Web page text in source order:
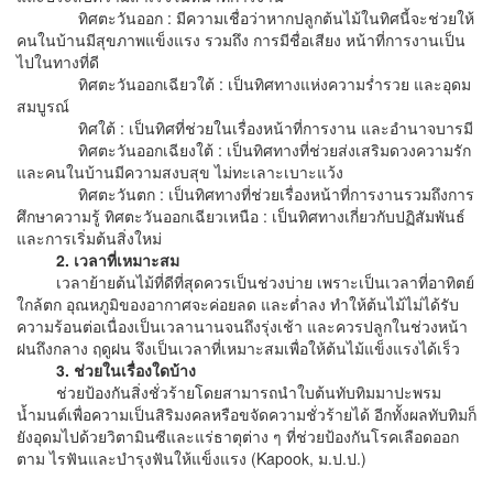
ทิศตะวันออก : มีความเชื่อว่าหากปลูกต้นไม้ในทิศนี้จะช่วยให้
คนในบ้านมีสุขภาพแข็งแรง รวมถึง การมีชื่อเสียง หน้าที่การงานเป็น
ไปในทางที่ดี
ทิศตะวันออกเฉียวใต้ : เป็นทิศทางแห่งความร่ำรวย และอุดม
สมบูรณ์
ทิศใต้ : เป็นทิศที่ช่วยในเรื่องหน้าที่การงาน และอำนาจบารมี
ทิศตะวันออกเฉียงใต้ : เป็นทิศทางที่ช่วยส่งเสริมดวงความรัก
และคนในบ้านมีความสงบสุข ไม่ทะเลาะเบาะแว้ง
ทิศตะวันตก : เป็นทิศทางที่ช่วยเรื่องหน้าที่การงานรวมถึงการ
ศึกษาความรู้ ทิศตะวันออกเฉียวเหนือ : เป็นทิศทางเกี่ยวกับปฏิสัมพันธ์
และการเริ่มต้นสิ่งใหม่
2. เวลาที่เหมาะสม
เวลาย้ายต้นไม้ที่ดีที่สุดควรเป็นช่วงบ่าย เพราะเป็นเวลาที่อาทิตย์
ใกล้ตก อุณหภูมิของอากาศจะค่อยลด และต่ำลง ทําให้ต้นไม้ไม่ได้รับ
ความร้อนต่อเนื่องเป็นเวลานานจนถึงรุ่งเช้า และควรปลูกในช่วงหน้า
ฝนถึงกลาง ฤดูฝน จึงเป็นเวลาที่เหมาะสมเพื่อให้ต้นไม้แข็งแรงได้เร็ว
3. ช่วยในเรื่องใดบ้าง
ช่วยป้องกันสิ่งชั่วร้ายโดยสามารถนําใบต้นทับทิมมาปะพรม
น้ำมนต์เพื่อความเป็นสิริมงคลหรือขจัดความชั่วร้ายได้ อีกทั้งผลทับทิมก็
ยังอุดมไปด้วยวิตามินซีและแร่ธาตุต่าง ๆ ที่ช่วยป้องกันโรคเลือดออก
ตาม ไรฟันและบํารุงฟันให้แข็งแรง (Kapook, ม.ป.ป.)